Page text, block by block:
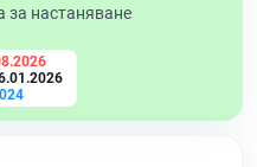
за настаняване